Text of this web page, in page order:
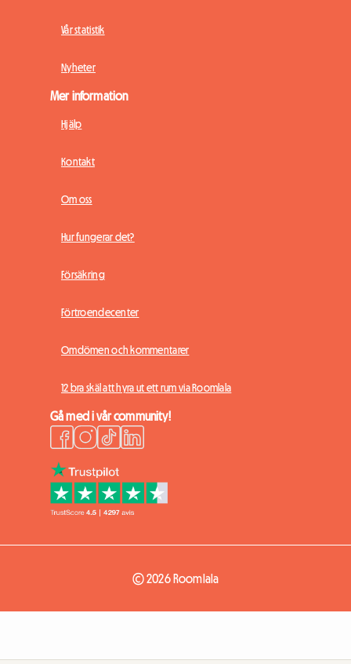
Vår statistik
Nyheter
Mer information
Hjälp
Kontakt
Om oss
Hur fungerar det?
Försäkring
Förtroendecenter
Omdömen och kommentarer
12 bra skäl att hyra ut ett rum via Roomlala
Gå med i vår community!
© 2026 Roomlala